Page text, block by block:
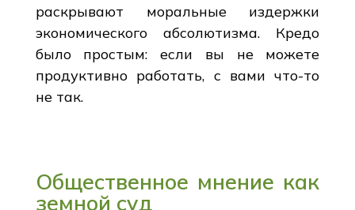
раскрывают моральные издержки
экономического абсолютизма. Кредо
было простым: если вы не можете
продуктивно работать, с вами что-то
не так.
Общественное мнение как
земной суд